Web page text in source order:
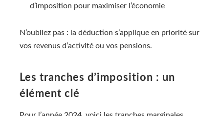
d’imposition pour maximiser l’économie
N’oubliez pas : la déduction s’applique en priorité sur
vos revenus d’activité ou vos pensions.
Les tranches d’imposition : un
élément clé